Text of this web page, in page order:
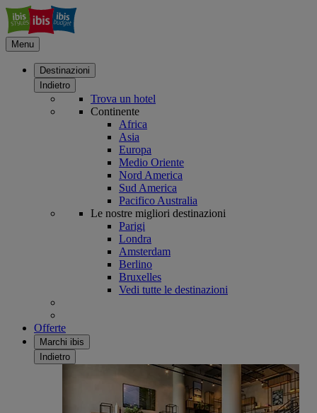
Menu
Destinazioni
Indietro
Trova un hotel
Continente
Africa
Asia
Europa
Medio Oriente
Nord America
Sud America
Pacifico Australia
Le nostre migliori destinazioni
Parigi
Londra
Amsterdam
Berlino
Bruxelles
Vedi tutte le destinazioni
Offerte
Marchi ibis
Indietro